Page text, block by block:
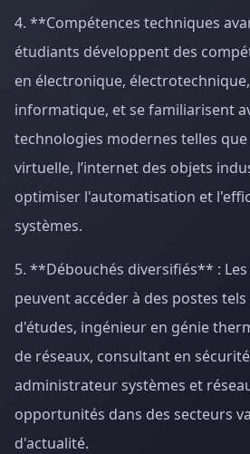
4. **Compétences techniques
étudiants développent des
en électronique,
informatique, et se familiarisent
technologies modernes telles
virtuelle, l’internet des objets
optimiser l'automatisation et
systèmes.
5. **Débouchés diversifiés** :
peuvent accéder à des postes
d'études, ingénieur en génie
de réseaux, consultant en
administrateur systèmes et
opportunités dans des secteurs
d'actualité.